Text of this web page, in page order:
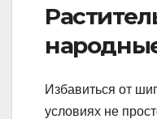
Избавиться от
условиях не